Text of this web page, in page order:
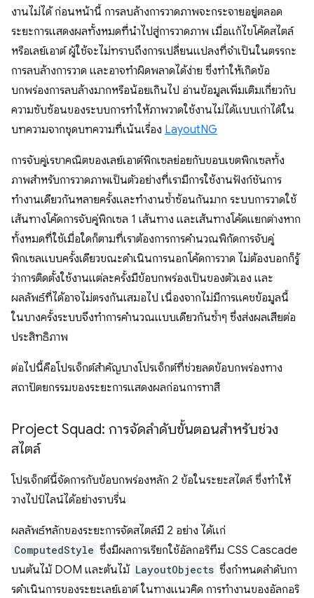
งานไม่ได้ ก่อนหน้านี้ การลบล้างการวาดภาพจะกระจายอยู่ตลอด
ระยะการแสดงผลทั้งหมดที่นำไปสู่การวาดภาพ เมื่อแก้ไขโค้ดสไตล์
หรือเลย์เอาต์ ผู้ใช้จะไม่ทราบถึงการเปลี่ยนแปลงที่จำเป็นในตรรกะ
การลบล้างการวาด และอาจทําผิดพลาดได้ง่าย ซึ่งทําให้เกิดข้อ
บกพร่องการลบล้างมากหรือน้อยเกินไป อ่านข้อมูลเพิ่มเติมเกี่ยวกับ
ความซับซ้อนของระบบการทำให้ภาพวาดใช้งานไม่ได้แบบเก่าได้ใน
บทความจากชุดบทความที่เน้นเรื่อง LayoutNG
การจับคู่เรขาคณิตของเลย์เอาต์พิกเซลย่อยกับขอบเขตพิกเซลทั้ง
ภาพสำหรับการวาดภาพเป็นตัวอย่างที่เรามีการใช้งานฟังก์ชันการ
ทำงานเดียวกันหลายครั้งและทํางานซ้ำซ้อนกันมาก ระบบการวาดใช้
เส้นทางโค้ดการจับคู่พิกเซล 1 เส้นทาง และเส้นทางโค้ดแยกต่างหาก
ทั้งหมดที่ใช้เมื่อใดก็ตามที่เราต้องการการคำนวณพิกัดการจับคู่
พิกเซลแบบครั้งเดียวขณะดำเนินการนอกโค้ดการวาด ไม่ต้องบอกก็รู้
ว่าการติดตั้งใช้งานแต่ละครั้งมีข้อบกพร่องเป็นของตัวเอง และ
ผลลัพธ์ที่ได้อาจไม่ตรงกันเสมอไป เนื่องจากไม่มีการแคชข้อมูลนี้
ในบางครั้งระบบจึงทำการคํานวณแบบเดียวกันซ้ำๆ ซึ่งส่งผลเสียต่อ
ประสิทธิภาพ
ต่อไปนี้คือโปรเจ็กต์สำคัญบางโปรเจ็กต์ที่ช่วยลดข้อบกพร่องทาง
สถาปัตยกรรมของระยะการแสดงผลก่อนการทาสี
Project Squad: การจัดลำดับขั้นตอนสำหรับช่วง
สไตล์
โปรเจ็กต์นี้จัดการกับข้อบกพร่องหลัก 2 ข้อในระยะสไตล์ ซึ่งทำให้
วางไปป์ไลน์ได้อย่างราบรื่น
ผลลัพธ์หลักของระยะการจัดสไตล์มี 2 อย่าง ได้แก่
ComputedStyle ซึ่งมีผลการเรียกใช้อัลกอริทึม CSS Cascade
บนต้นไม้ DOM และต้นไม้ LayoutObjects ซึ่งกำหนดลําดับกา
รดําเนินการของระยะเลย์เอาต์ ในทางแนวคิด การทำงานของอัลกอริ